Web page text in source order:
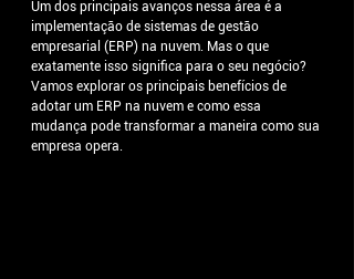
Um dos principais avanços nessa área é a
implementação de sistemas de gestão
empresarial (ERP) na nuvem. Mas o que
exatamente isso significa para o seu negócio?
Vamos explorar os principais benefícios de
adotar um ERP na nuvem e como essa
mudança pode transformar a maneira como sua
empresa opera.